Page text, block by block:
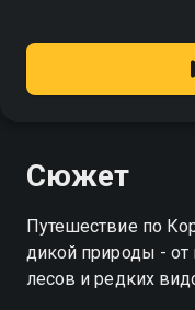
Сюжет
Путешествие по
дикой природы -
лесов и редких